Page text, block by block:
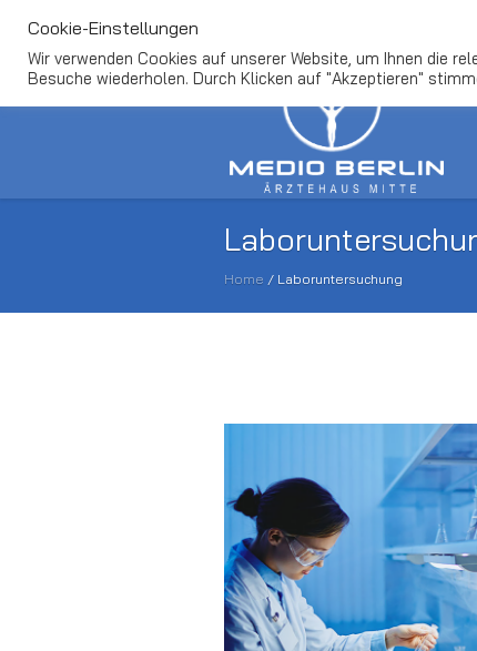
Home / Laboruntersuchung
Cookie-Einstellungen
Wir verwenden Cookies auf unserer Website, um Ihnen die
Besuche wiederholen. Durch Klicken auf "Akzeptieren"